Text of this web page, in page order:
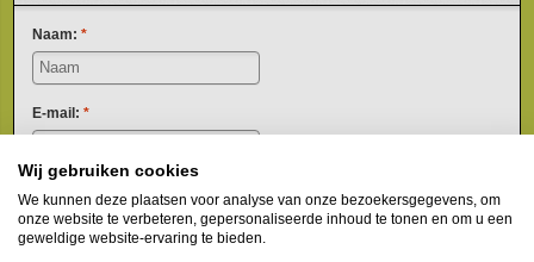
Naam:*
E-mail:*
Opmerking:
Wij gebruiken cookies
We kunnen deze plaatsen voor analyse van onze bezoekersgegevens, om
onze website te verbeteren, gepersonaliseerde inhoud te tonen en om u een
geweldige website-ervaring te bieden.